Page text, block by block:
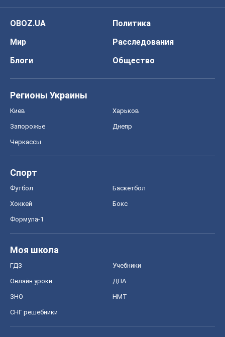
OBOZ.UA
Политика
Мир
Расследования
Блоги
Общество
Регионы Украины
Киев Харьков
Запорожье Днепр
Черкассы
Спорт
Футбол Баскетбол
Хоккей Бокс
Формула-1
Моя школа
ГДЗ Учебники
Онлайн уроки ДПА
ЗНО НМТ
СНГ решебники